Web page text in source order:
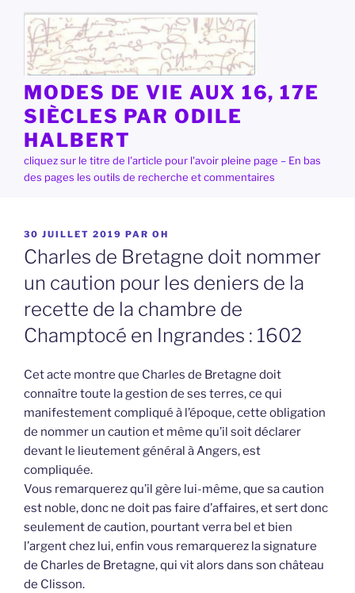
contenu
principal
MODES DE VIE AUX 16, 17E
SIÈCLES PAR ODILE
HALBERT
cliquez sur le titre de l'article pour l'avoir pleine page – En bas
des pages les outils de recherche et commentaires
PUBLIÉ
LE
30 JUILLET 2019 PAR OH
Charles de Bretagne doit nommer
un caution pour les deniers de la
recette de la chambre de
Champtocé en Ingrandes : 1602
Cet acte montre que Charles de Bretagne doit
connaître toute la gestion de ses terres, ce qui
manifestement compliqué à l’époque, cette obligation
de nommer un caution et même qu’il soit déclarer
devant le lieutement général à Angers, est
compliquée.
Vous remarquerez qu’il gère lui-même, que sa caution
est noble, donc ne doit pas faire d’affaires, et sert donc
seulement de caution, pourtant verra bel et bien
l’argent chez lui, enfin vous remarquerez la signature
de Charles de Bretagne, qui vit alors dans son château
de Clisson.